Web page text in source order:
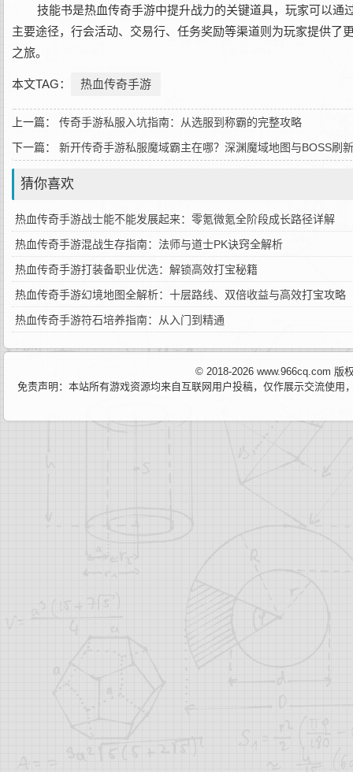
技能书是热血传奇手游中提升战力的关键道具，玩家可以
主要途径，行会活动、交易行、任务奖励等渠道则为玩家提供
之旅。
本文TAG： 热血传奇手游
上一篇： 传奇手游私服入坑指南：从选服到称霸的完整攻略
下一篇： 新开传奇手游私服魔域霸主在哪？深渊魔域地图与BOSS刷
猜你喜欢
热血传奇手游战士能不能发展起来：零氪微氪全阶段成长路径详解
热血传奇手游混战生存指南：法师与道士PK诀窍全解析
热血传奇手游打装备职业优选：解锁高效打宝秘籍
热血传奇手游幻境地图全解析：十层路线、双倍收益与高效打宝攻略
热血传奇手游符石培养指南：从入门到精通
© 2018-2026 www.966cq.com 版
免责声明：本站所有游戏资源均来自互联网用户投稿，仅作展示交流使